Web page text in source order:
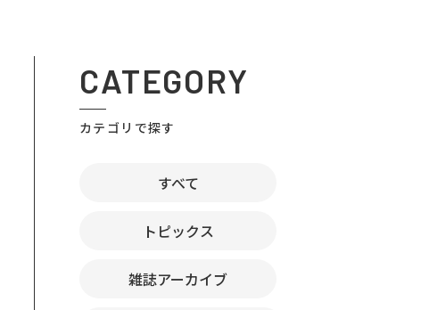
CATEGORY
カテゴリで探す
すべて
トピックス
雑誌アーカイブ